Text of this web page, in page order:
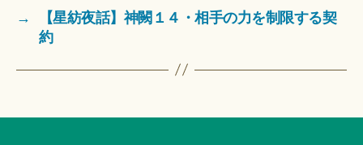
→
【星紡夜話】神闕１４・相手の力を制限する契
約